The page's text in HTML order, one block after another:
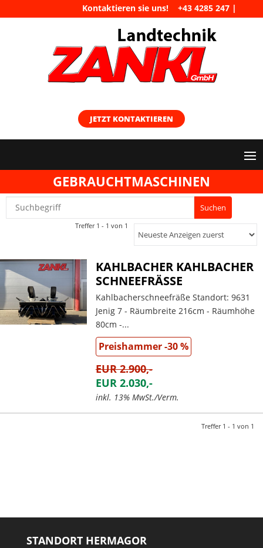
Kontaktieren sie uns!+43 4285 247 |
maschinen@landtechnik-zankl.at
JETZT KONTAKTIEREN
GEBRAUCHTMASCHINEN
Treffer 1 - 1 von 1
KAHLBACHER KAHLBACHER
SCHNEEFRÄSSE
Kahlbacherschneefräße Standort: 9631
Jenig 7 - Räumbreite 216cm - Räumhöhe
80cm -...
Preishammer -30 %
EUR 2.900,-
EUR 2.030,-
inkl. 13% MwSt./Verm.
Treffer 1 - 1 von 1
STANDORT HERMAGOR